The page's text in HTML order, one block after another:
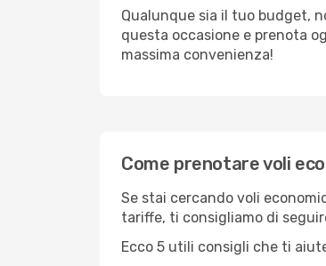
Qualunque sia il tuo budget,
questa occasione e prenota
massima convenienza!
Come prenotare voli
Se stai cercando voli
tariffe, ti consigliamo di
Ecco 5 utili consigli che ti